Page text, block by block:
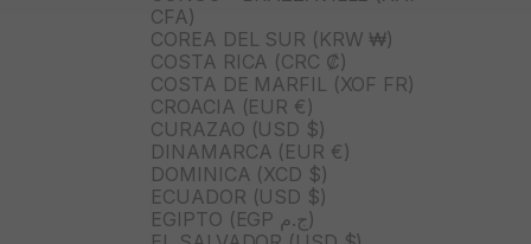
CFA)
COREA DEL SUR (KRW ₩)
COSTA RICA (CRC ₡)
COSTA DE MARFIL (XOF FR)
CROACIA (EUR €)
CURAZAO (USD $)
DINAMARCA (EUR €)
DOMINICA (XCD $)
ECUADOR (USD $)
EGIPTO (EGP ج.م)